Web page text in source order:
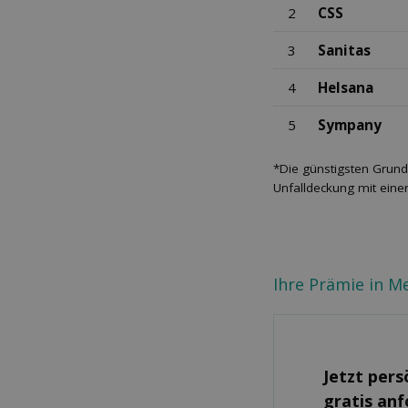
2 CSS
3 Sanitas
4 Helsana
5 Sympany
*Die günstigsten
Unfalldeckung mit
Ihre Prämie in
Jetzt
gratis